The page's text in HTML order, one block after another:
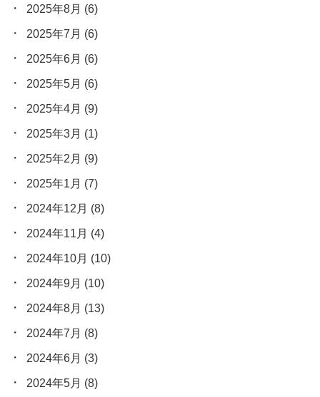
2025年8月 (6)
2025年7月 (6)
2025年6月 (6)
2025年5月 (6)
2025年4月 (9)
2025年3月 (1)
2025年2月 (9)
2025年1月 (7)
2024年12月 (8)
2024年11月 (4)
2024年10月 (10)
2024年9月 (10)
2024年8月 (13)
2024年7月 (8)
2024年6月 (3)
2024年5月 (8)